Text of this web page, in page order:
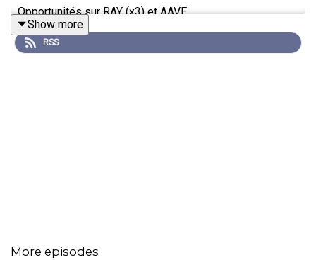
Opportunités sur RAY (x3) et AAVE
Ma stratégie de trading active
Show more
RSS
More episodes